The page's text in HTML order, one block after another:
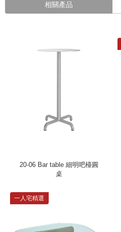
相關產品
20-06 Bar table 細明吧檯圓
桌
一人宅精選